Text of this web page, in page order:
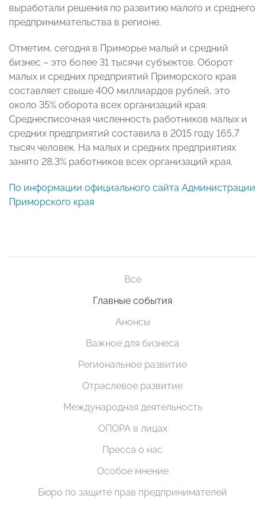
выработали решения по развитию малого и среднего
предпринимательства в регионе.
Отметим, сегодня в Приморье малый и средний
бизнес – это более 31 тысячи субъектов. Оборот
малых и средних предприятий Приморского края
составляет свыше 400 миллиардов рублей, это
около 35% оборота всех организаций края.
Среднесписочная численность работников малых и
средних предприятий составила в 2015 году 165,7
тысяч человек. На малых и средних предприятиях
занято 28,3% работников всех организаций края.
По информации официального сайта Администрации
Приморского края
Все
Главные события
Анонсы
Важное для бизнеса
Региональное развитие
Отраслевое развитие
Международная деятельность
ОПОРА в лицах
Пресса о нас
Особое мнение
Бюро по защите прав предпринимателей